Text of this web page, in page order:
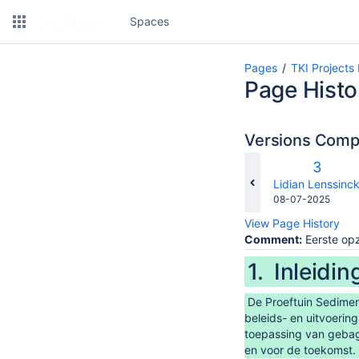
Spaces
Pages TKI Projects
Page
Versions
Old
Version
3
Lidian Lenssinck
Saved
08-07-2025
View Page History
Comment: Eerste
1.
De Proeftuin
beleids- en
toepassing van
en voor de toekomst.